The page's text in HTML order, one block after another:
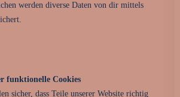
werden diverse Daten von dir mittels
funktionelle Cookies
sicher, dass Teile unserer Website richtig